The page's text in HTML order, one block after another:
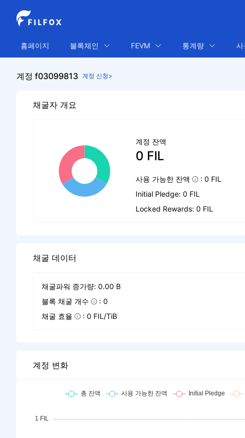
홈페이지 블록체인 FEVM 통계량 사
계정 f03099813 계정 신청>
채굴자 개요
계정 잔액
0 FIL
사용 가능한 잔액
: 0 FIL
Initial Pledge: 0 FIL
Locked Rewards: 0 FIL
채굴 데이터
채굴파워 증가량: 0.00 B
블록 채굴 개수
: 0
채굴 효율
: 0 FIL/TiB
계정 변화